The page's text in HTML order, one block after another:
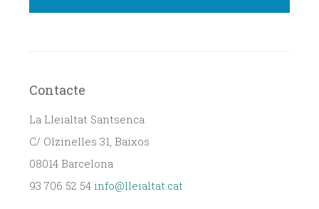
Contacte
La Lleialtat Santsenca
C/ Olzinelles 31, Baixos
08014 Barcelona
93 706 52 54 info@lleialtat.cat